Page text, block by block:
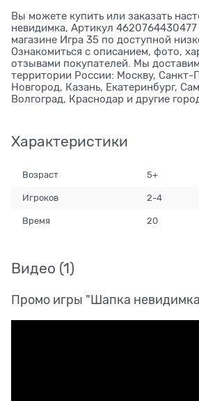
Вы можете купить или заказать
невидимка, Артикул
магазине Игра 35 по доступной
Ознакомиться с описанием, фото,
отзывами покупателей. Мы
территории России: Москву, Санкт-
Новгород, Казань, Екатеринбург,
Волгоград, Краснодар и другие
Характеристики
Возраст 5+
Игроков 2-4
Время 20
Видео (1)
Промо игры "Шапка